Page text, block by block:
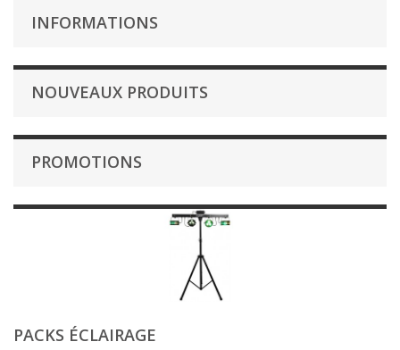
INFORMATIONS
NOUVEAUX PRODUITS
PROMOTIONS
PACKS ÉCLAIRAGE